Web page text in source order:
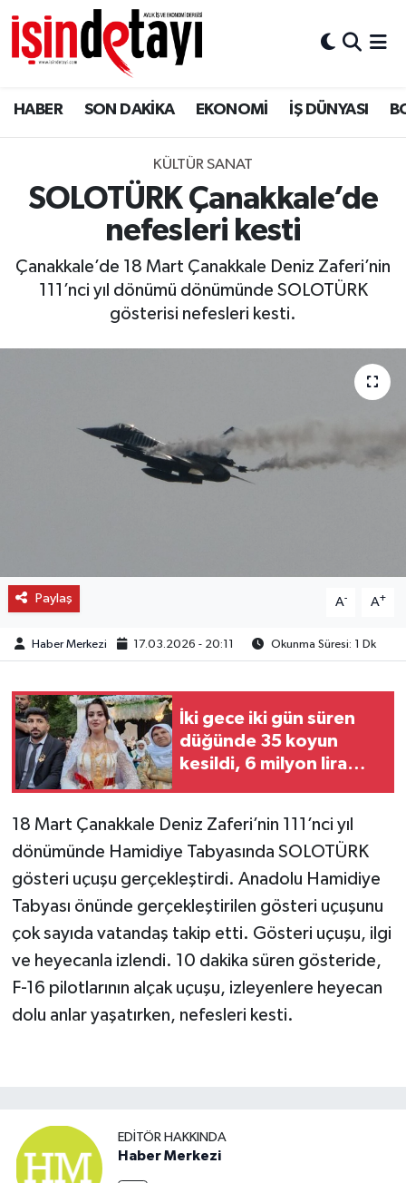
HABER SON DAKİKA EKONOMİ İŞ DÜNYASI
KÜLTÜR SANAT
SOLOTÜRK Çanakkale’de
nefesleri kesti
Çanakkale’de 18 Mart Çanakkale Deniz Zaferi’nin
111’nci yıl dönümü dönümünde SOLOTÜRK
gösterisi nefesleri kesti.
Paylaş A- A+
Haber Merkezi 17.03.2026 - 20:11 Okunma Süresi: 1 Dk
İki gece iki gün süren
düğünde 35 koyun
kesildi, 6 milyon lira
18 Mart Çanakkale Deniz Zaferi’nin 111’nci yıl
dönümünde Hamidiye Tabyasında SOLOTÜRK
gösteri uçuşu gerçekleştirdi. Anadolu Hamidiye
Tabyası önünde gerçekleştirilen gösteri uçuşunu
çok sayıda vatandaş takip etti. Gösteri uçuşu, ilgi
ve heyecanla izlendi. 10 dakika süren gösteride,
F-16 pilotlarının alçak uçuşu, izleyenlere heyecan
dolu anlar yaşatırken, nefesleri kesti.
EDITÖR HAKKINDA
Haber Merkezi
DÜNYA
Eğitim
ENERJİ HABERİ
HABER
LOJİSTİK
OTO DETAY
SPOR
Nöbetçi Eczaneler
Hava Durumu
İstanbul Namaz Vakitleri
Trafik Durumu
Tüm Manşetler
Son Dakika Haberleri